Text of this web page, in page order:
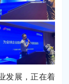
发展，正在着